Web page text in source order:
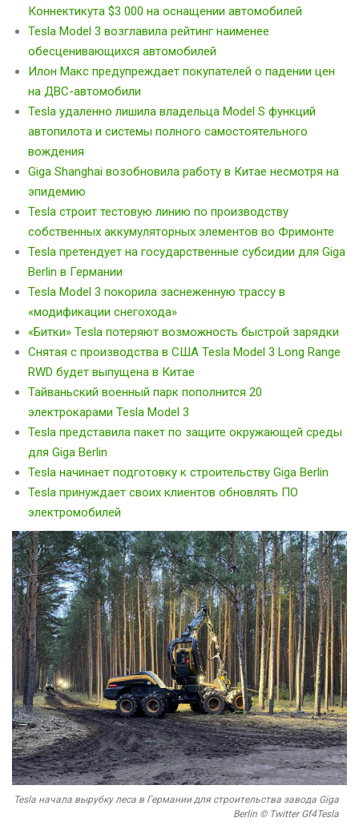
Коннектикута $3 000 на оснащении автомобилей
Tesla Model 3 возглавила рейтинг наименее
обесценивающихся автомобилей
Илон Макс предупреждает покупателей о падении цен
на ДВС-автомобили
Tesla удаленно лишила владельца Model S функций
автопилота и системы полного самостоятельного
вождения
Giga Shanghai возобновила работу в Китае несмотря на
эпидемию
Tesla строит тестовую линию по производству
собственных аккумуляторных элементов во Фримонте
Tesla претендует на государственные субсидии для Giga
Berlin в Германии
Tesla Model 3 покорила заснеженную трассу в
«модификации снегохода»
«Битки» Tesla потеряют возможность быстрой зарядки
Снятая с производства в США Tesla Model 3 Long Range
RWD будет выпущена в Китае
Тайваньский военный парк пополнится 20
электрокарами Tesla Model 3
Tesla представила пакет по защите окружающей среды
для Giga Berlin
Tesla начинает подготовку к строительству Giga Berlin
Tesla принуждает своих клиентов обновлять ПО
электромобилей
Tesla начала вырубку леса в Германии для строительства завода Giga
Berlin © Twitter Gf4Tesla